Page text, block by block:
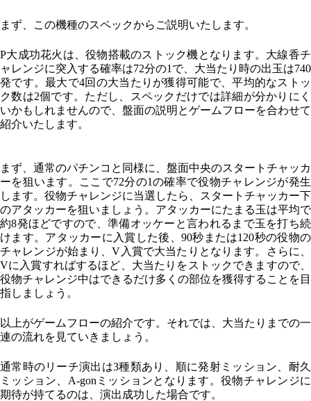
まず、この機種のスペックからご説明いたします。
P大成功花火は、役物搭載のストック機となります。大線香チ
ャレンジに突入する確率は72分の1で、大当たり時の出玉は740
発です。最大で4回の大当たりが獲得可能で、平均的なストッ
ク数は2個です。ただし、スペックだけでは詳細が分かりにく
いかもしれませんので、盤面の説明とゲームフローを合わせて
紹介いたします。
まず、通常のパチンコと同様に、盤面中央のスタートチャッカ
ーを狙います。ここで72分の1の確率で役物チャレンジが発生
します。役物チャレンジに当選したら、スタートチャッカー下
のアタッカーを狙いましょう。アタッカーにたまる玉は平均で
約8発ほどですので、準備オッケーと言われるまで玉を打ち続
けます。アタッカーに入賞した後、90秒または120秒の役物の
チャレンジが始まり、V入賞で大当たりとなります。さらに、
Vに入賞すればするほど、大当たりをストックできますので、
役物チャレンジ中はできるだけ多くの部位を獲得することを目
指しましょう。
以上がゲームフローの紹介です。それでは、大当たりまでの一
連の流れを見ていきましょう。
通常時のリーチ演出は3種類あり、順に発射ミッション、耐久
ミッション、A-gonミッションとなります。役物チャレンジに
期待が持てるのは、演出成功した場合です。